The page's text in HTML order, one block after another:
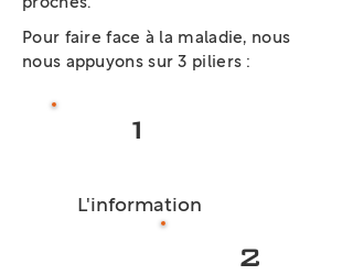
Pour faire face à la maladie, nous
nous appuyons sur 3 piliers :
L'information
1
2